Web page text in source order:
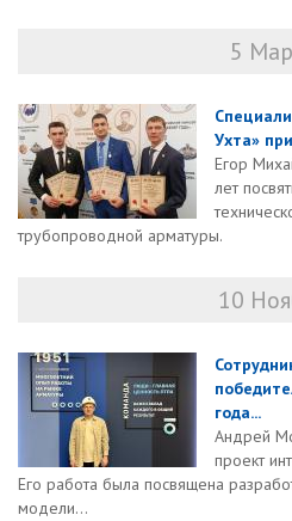
5
Ухта»
Егор
лет
трубопроводной арматуры.
10
года...
Андрей
проект
Его работа была посвящена
модели...